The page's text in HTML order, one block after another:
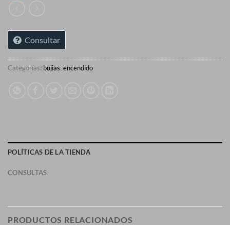
Consultar
Categorías: bujias, encendido
POLÍTICAS DE LA TIENDA
CONSULTAS
PRODUCTOS RELACIONADOS